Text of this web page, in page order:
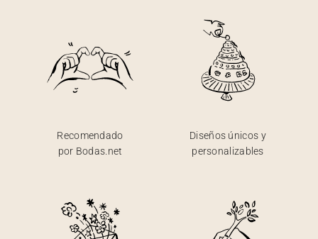
Recomendado
por Bodas.net
Diseños únicos y
personalizables